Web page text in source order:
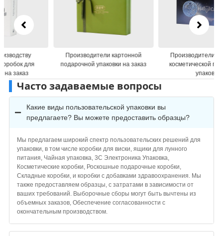
Производители картонной
подарочной упаковки на заказ
Производители картонной
косметической подарочной
Часто задаваемые вопросы
Какие виды пользовательской упаковки вы
предлагаете? Вы можете предоставить образцы?
Мы предлагаем широкий спектр пользовательских решений для
упаковки, в том числе коробки для виски, ящики для лунного
питания, Чайная упаковка, 3C Электроника Упаковка,
Косметические коробки, Роскошные подарочные коробки,
Складные коробки, и коробки с добавками здравоохранения. Мы
также предоставляем образцы, с затратами в зависимости от
ваших требований. Выборочные сборы могут быть вычтены из
объемных заказов, Обеспечение согласованности с
окончательным производством.